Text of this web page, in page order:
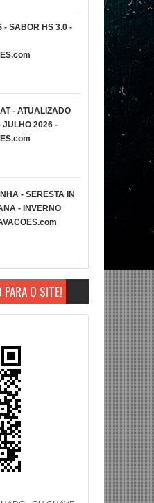
- SABOR HS 3.0 -
- ATUALIZADO
JULHO 2026 -
- SERESTA IN
- INVERNO
PARA O SITE!